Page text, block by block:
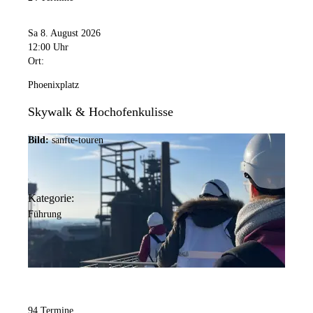
Sa 8. August 2026
12:00 Uhr
Ort:
Phoenixplatz
Skywalk & Hochofenkulisse
Bild: sanfte-touren
Kategorie:
Führung
94 Termine